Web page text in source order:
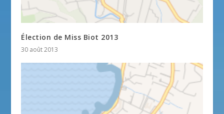
Élection de Miss Biot 2013
30 août 2013